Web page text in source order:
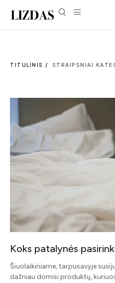
TITULINIS / STRAIPSNIAI
Koks patalynės
Šiuolaikiniame, tarpusavyje
dažniau domisi produktų,